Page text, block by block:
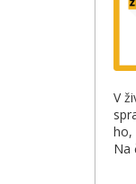
V
ho,
Na